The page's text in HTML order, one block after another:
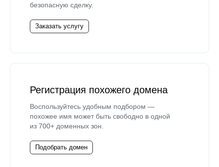
безопасную сделку.
Заказать услугу
Регистрация похожего домена
Воспользуйтесь удобным подбором —
похожее имя может быть свободно в одной
из 700+ доменных зон.
Подобрать домен